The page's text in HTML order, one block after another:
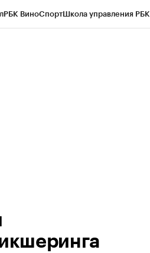
РБК ВиноСпортШкола управления РБК